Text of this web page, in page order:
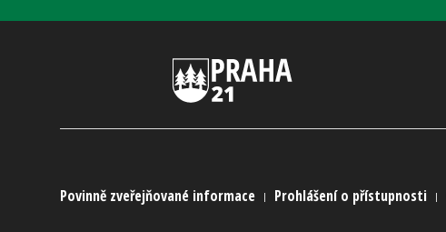
Povinně zveřejňované informace Prohlášení o přístupnosti